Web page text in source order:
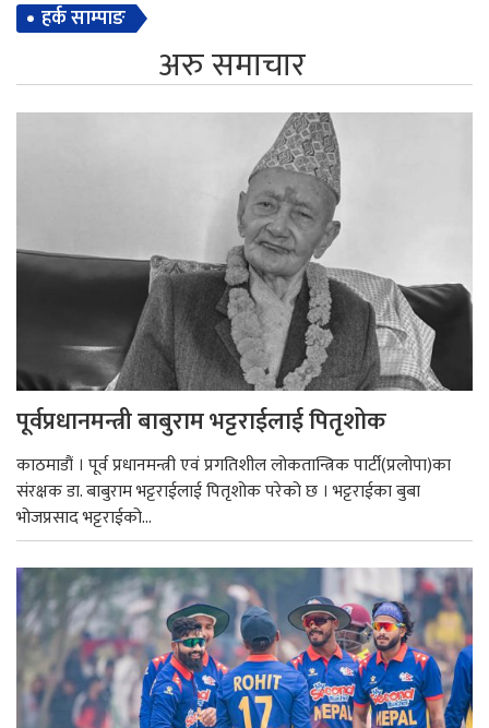
हर्क साम्पाङ
अरु समाचार
पूर्वप्रधानमन्त्री बाबुराम भट्टराईलाई पितृशोक
काठमाडौं । पूर्व प्रधानमन्त्री एवं प्रगतिशील लोकतान्त्रिक पार्टी(प्रलोपा)का
संरक्षक डा. बाबुराम भट्टराईलाई पितृशोक परेको छ । भट्टराईका बुबा
भोजप्रसाद भट्टराईको...